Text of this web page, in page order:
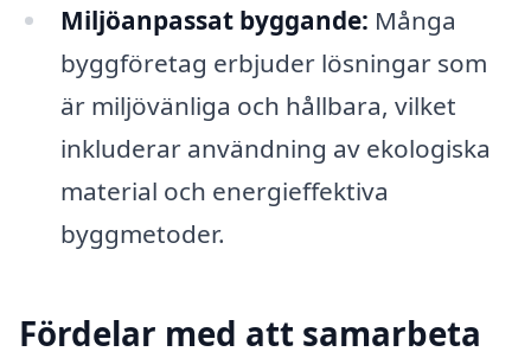
Miljöanpassat byggande: Många
byggföretag erbjuder lösningar som
är miljövänliga och hållbara, vilket
inkluderar användning av ekologiska
material och energieffektiva
byggmetoder.
Fördelar med att samarbeta